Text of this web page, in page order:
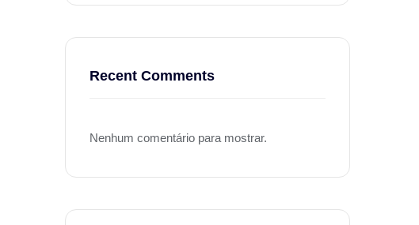
Recent Comments
Nenhum comentário para mostrar.